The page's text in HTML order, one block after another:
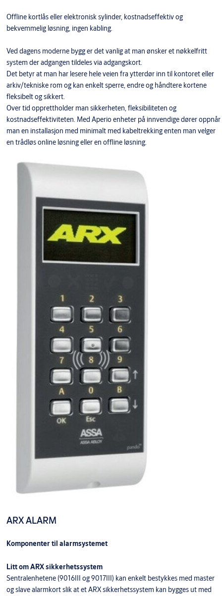
Offline kortlås eller elektronisk sylinder, kostnadseffektiv og
bekvemmelig løsning, ingen kabling.
Ved dagens moderne bygg er det vanlig at man ønsker et nøkkelfritt
system der adgangen tildeles via adgangskort.
Det betyr at man har lesere hele veien fra ytterdør inn til kontoret eller
arkiv/tekniske rom og kan enkelt sperre, endre og håndtere kortene
fleksibelt og sikkert.
Over tid opprettholder man sikkerheten, fleksibiliteten og
kostnadseffektiviteten. Med Aperio enheter på innvendige dører oppnår
man en installasjon med minimalt med kabeltrekking enten man velger
en trådløs online løsning eller en offline løsning.
ARX ALARM
Komponenter til alarmsystemet
Litt om ARX sikkerhetssystem
Sentralenhetene (9016III og 9017III) kan enkelt bestykkes med master
og slave alarmkort slik at et ARX sikkerhetssystem kan bygges ut med